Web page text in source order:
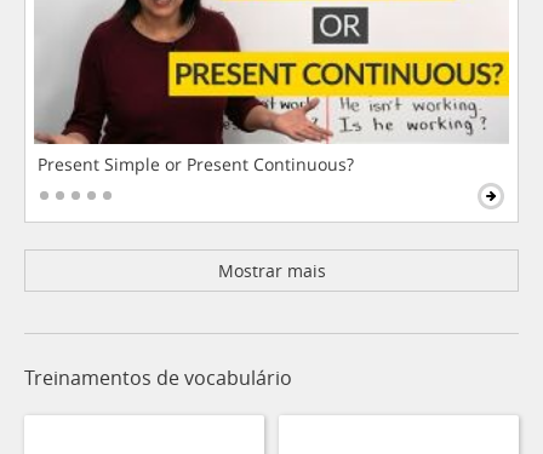
Present Simple or Present Continuous?
Mostrar mais
Treinamentos de vocabulário